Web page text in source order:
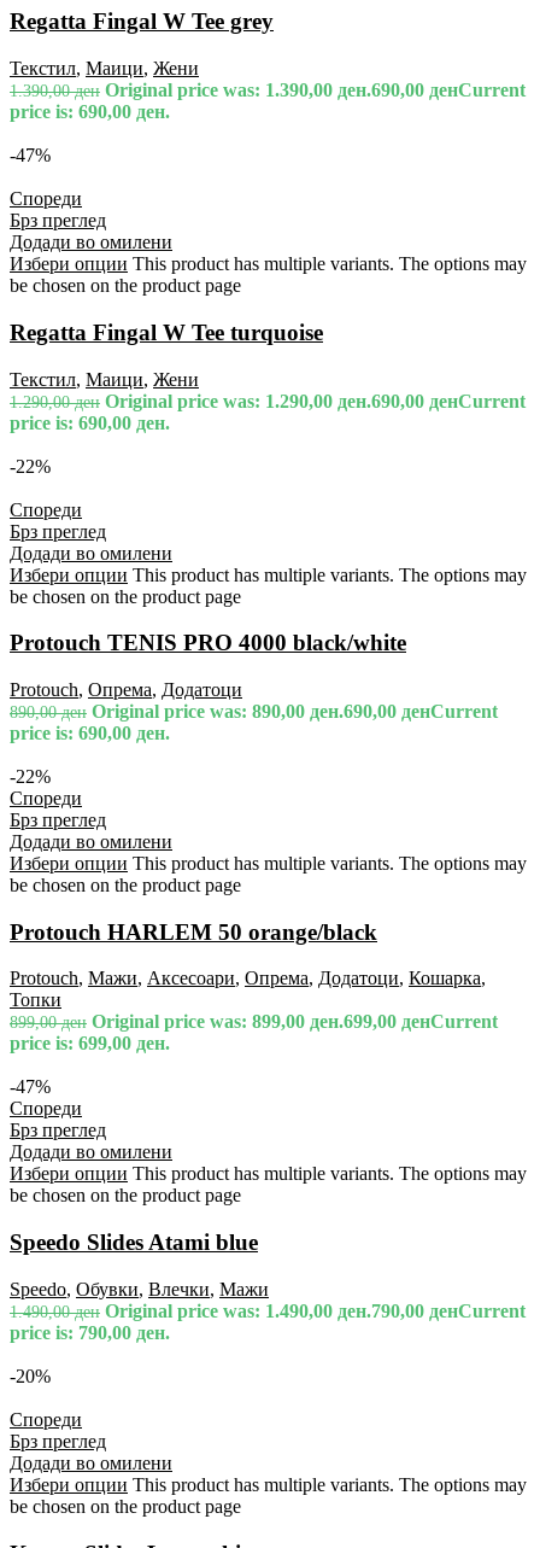
Regatta Fingal W Tee grey
Текстил, Маици, Жени
1.390,00ден Original price was: 1.390,00 ден.690,00 денCurrent
price is: 690,00 ден.
-47%
Спореди
Брз преглед
Додади во омилени
Избери опции This product has multiple variants. The options may
be chosen on the product page
Regatta Fingal W Tee turquoise
Текстил, Маици, Жени
1.290,00ден Original price was: 1.290,00 ден.690,00 денCurrent
price is: 690,00 ден.
-22%
Спореди
Брз преглед
Додади во омилени
Избери опции This product has multiple variants. The options may
be chosen on the product page
Protouch TENIS PRO 4000 black/white
Protouch, Опрема, Додатоци
890,00ден Original price was: 890,00 ден.690,00 денCurrent
price is: 690,00 ден.
-22%
Спореди
Брз преглед
Додади во омилени
Избери опции This product has multiple variants. The options may
be chosen on the product page
Protouch HARLEM 50 orange/black
Protouch, Мажи, Аксесоари, Опрема, Додатоци, Кошарка,
Топки
899,00ден Original price was: 899,00 ден.699,00 денCurrent
price is: 699,00 ден.
-47%
Спореди
Брз преглед
Додади во омилени
Избери опции This product has multiple variants. The options may
be chosen on the product page
Speedo Slides Atami blue
Speedo, Обувки, Влечки, Мажи
1.490,00ден Original price was: 1.490,00 ден.790,00 денCurrent
price is: 790,00 ден.
-20%
Спореди
Брз преглед
Додади во омилени
Избери опции This product has multiple variants. The options may
be chosen on the product page